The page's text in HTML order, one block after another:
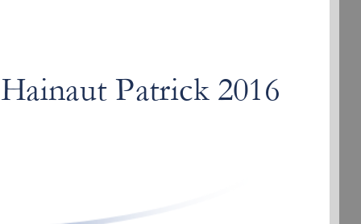
Hainaut Patrick 2016